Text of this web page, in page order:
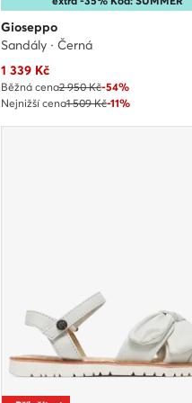
Gioseppo
Sandály · Černá
Aktuální cena
1 339Kč
Běžná cena2 950 Kč-54%
Nejnižší cena1 509 Kč-11%